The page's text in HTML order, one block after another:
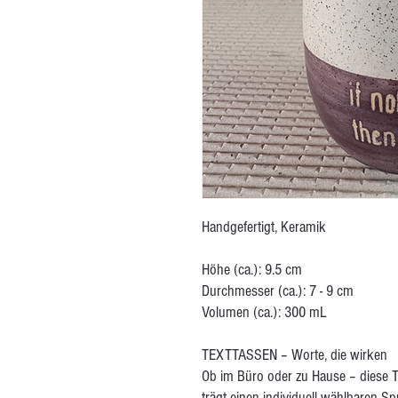
Handgefertigt, Keramik
Höhe (ca.): 9.5 cm
Durchmesser (ca.): 7 - 9 cm
Volumen (ca.): 300 mL
TEXTTASSEN – Worte, die wirken
Ob im Büro oder zu Hause – diese